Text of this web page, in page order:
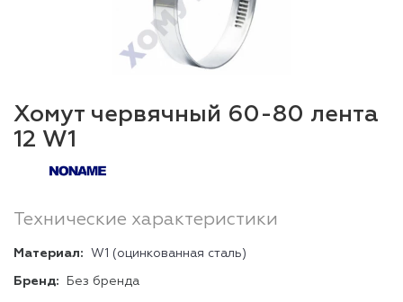
Хомут червячный 60-80 лента
12 W1
Технические характеристики
Материал: W1 (оцинкованная сталь)
Бренд: Без бренда